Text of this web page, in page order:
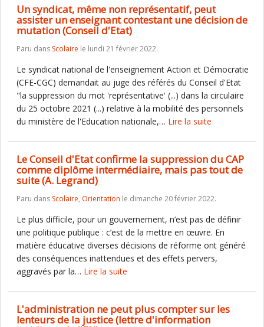
Un syndicat, même non représentatif, peut
assister un enseignant contestant une décision de
mutation (Conseil d'Etat)
Paru dans Scolaire le lundi 21 février 2022.
Le syndicat national de l'enseignement Action et Démocratie
(CFE-CGC) demandait au juge des référés du Conseil d'Etat
"la suppression du mot 'représentative' (...) dans la circulaire
du 25 octobre 2021 (...) relative à la mobilité des personnels
du ministère de l'Education nationale,… Lire la suite
Le Conseil d'Etat confirme la suppression du CAP
comme diplôme intermédiaire, mais pas tout de
suite (A. Legrand)
Paru dans Scolaire, Orientation le dimanche 20 février 2022.
Le plus difficile, pour un gouvernement, n’est pas de définir
une politique publique : c’est de la mettre en œuvre. En
matière éducative diverses décisions de réforme ont généré
des conséquences inattendues et des effets pervers,
aggravés par la… Lire la suite
L'administration ne peut plus compter sur les
lenteurs de la justice (lettre d'information